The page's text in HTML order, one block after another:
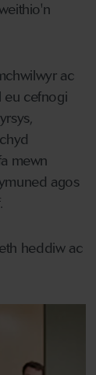
ac
eu cefnogi
mewn
agos
heddiw ac